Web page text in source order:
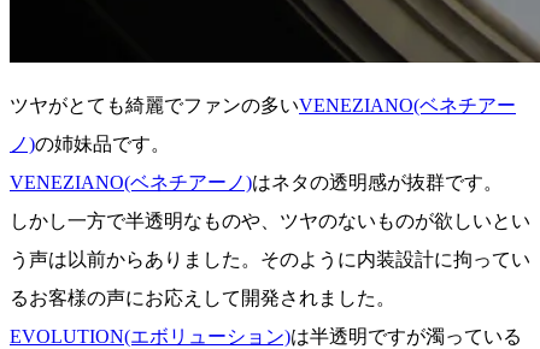
ツヤがとても綺麗でファンの多いVENEZIANO(ベネチアー
ノ)の姉妹品です。
VENEZIANO(ベネチアーノ)はネタの透明感が抜群です。
しかし一方で半透明なものや、ツヤのないものが欲しいとい
う声は以前からありました。そのように内装設計に拘ってい
るお客様の声にお応えして開発されました。
EVOLUTION(エボリューション)は半透明ですが濁っている